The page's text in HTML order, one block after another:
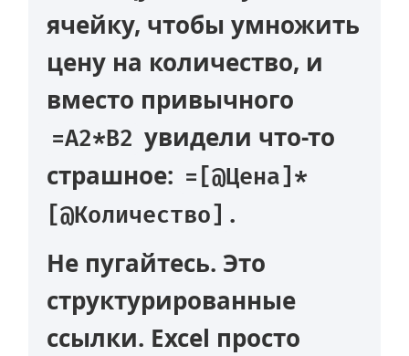
ячейку, чтобы умножить
цену на количество, и
вместо привычного
=A2*B2 увидели что-то
страшное: =[@Цена]*
[@Количество] .
Не пугайтесь. Это
структурированные
ссылки. Excel просто